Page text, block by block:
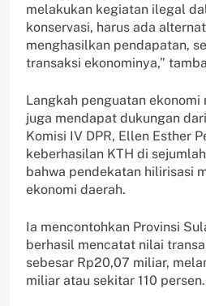
melakukan kegiatan ilegal
konservasi, harus ada
menghasilkan pendapatan,
transaksi ekonominya,”
Langkah penguatan
juga mendapat dukungan
Komisi IV DPR, Ellen Esther
keberhasilan KTH di
bahwa pendekatan hilirisasi
ekonomi daerah.
Ia mencontohkan Provinsi
berhasil mencatat nilai
sebesar Rp20,07 miliar,
miliar atau sekitar 110 persen.